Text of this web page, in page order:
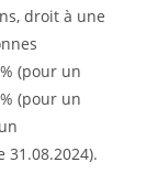
droit à une
(pour un
(pour un
31.08.2024).